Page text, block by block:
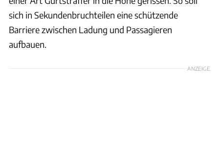
sich in Sekundenbruchteilen eine schützende
Barriere zwischen Ladung und Passagieren
aufbauen.
ANZEIGE